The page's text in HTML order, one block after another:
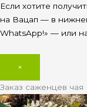
Если хотите
на Вацап — в
WhatsApp!» — или
×
Заказ саженцев чая